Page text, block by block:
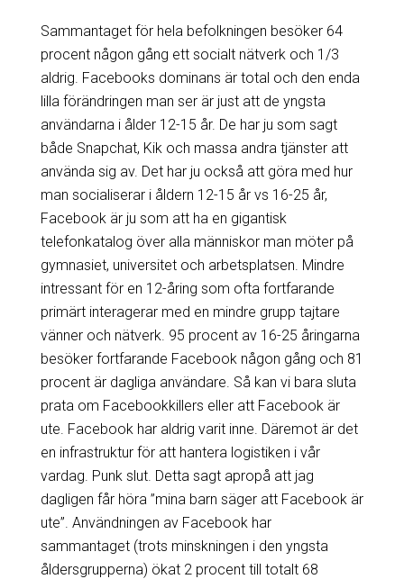
Sammantaget för hela befolkningen besöker 64
procent någon gång ett socialt nätverk och 1/3
aldrig. Facebooks dominans är total och den enda
lilla förändringen man ser är just att de yngsta
användarna i ålder 12-15 år. De har ju som sagt
både Snapchat, Kik och massa andra tjänster att
använda sig av. Det har ju också att göra med hur
man socialiserar i åldern 12-15 år vs 16-25 år,
Facebook är ju som att ha en gigantisk
telefonkatalog över alla människor man möter på
gymnasiet, universitet och arbetsplatsen. Mindre
intressant för en 12-åring som ofta fortfarande
primärt interagerar med en mindre grupp tajtare
vänner och nätverk. 95 procent av 16-25 åringarna
besöker fortfarande Facebook någon gång och 81
procent är dagliga användare. Så kan vi bara sluta
prata om Facebookkillers eller att Facebook är
ute. Facebook har aldrig varit inne. Däremot är det
en infrastruktur för att hantera logistiken i vår
vardag. Punk slut. Detta sagt apropå att jag
dagligen får höra ”mina barn säger att Facebook är
ute”. Användningen av Facebook har
sammantaget (trots minskningen i den yngsta
åldersgrupperna) ökat 2 procent till totalt 68